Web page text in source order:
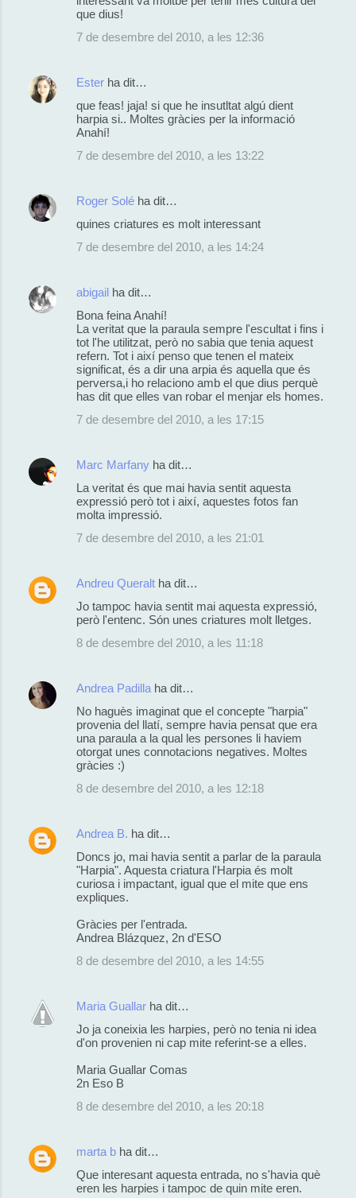
que dius!
7 de desembre del 2010, a les 12:36
Ester ha dit…
que feas! jaja! si que he insutltat algú dient
harpia si.. Moltes gràcies per la informació
Anahí!
7 de desembre del 2010, a les 13:22
Roger Solé ha dit…
quines criatures es molt interessant
7 de desembre del 2010, a les 14:24
abigail ha dit…
Bona feina Anahí!
La veritat que la paraula sempre l'escultat i fins i
tot l'he utilitzat, però no sabia que tenia aquest
refern. Tot i així penso que tenen el mateix
significat, és a dir una arpia és aquella que és
perversa,i ho relaciono amb el que dius perquè
has dit que elles van robar el menjar els homes.
7 de desembre del 2010, a les 17:15
Marc Marfany ha dit…
La veritat és que mai havia sentit aquesta
expressió però tot i així, aquestes fotos fan
molta impressió.
7 de desembre del 2010, a les 21:01
Andreu Queralt ha dit…
Jo tampoc havia sentit mai aquesta expressió,
però l'entenc. Són unes criatures molt lletges.
8 de desembre del 2010, a les 11:18
Andrea Padilla ha dit…
No haguès imaginat que el concepte "harpia"
provenia del llatí, sempre havia pensat que era
una paraula a la qual les persones li haviem
otorgat unes connotacions negatives. Moltes
gràcies :)
8 de desembre del 2010, a les 12:18
Andrea B. ha dit…
Doncs jo, mai havia sentit a parlar de la paraula
"Harpia". Aquesta criatura l'Harpia és molt
curiosa i impactant, igual que el mite que ens
expliques.
Gràcies per l'entrada.
Andrea Blázquez, 2n d'ESO
8 de desembre del 2010, a les 14:55
Maria Guallar ha dit…
Jo ja coneixia les harpies, però no tenia ni idea
d'on provenien ni cap mite referint-se a elles.
Maria Guallar Comas
2n Eso B
8 de desembre del 2010, a les 20:18
marta b ha dit…
Que interesant aquesta entrada, no s'havia què
eren les harpies i tampoc de quin mite eren.